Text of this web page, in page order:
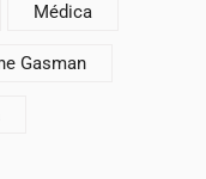
Médica
Gasman